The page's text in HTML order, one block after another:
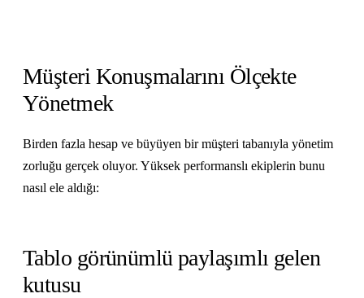
Müşteri Konuşmalarını Ölçekte
Yönetmek
Birden fazla hesap ve büyüyen bir müşteri tabanıyla yönetim
zorluğu gerçek oluyor. Yüksek performanslı ekiplerin bunu
nasıl ele aldığı:
Tablo görünümlü paylaşımlı gelen
kutusu